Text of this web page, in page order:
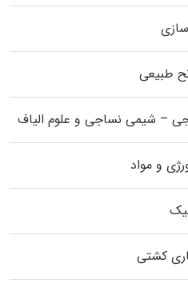
طبیعی
– شیمی نساجی و علوم الیاف
و مواد
کشتی